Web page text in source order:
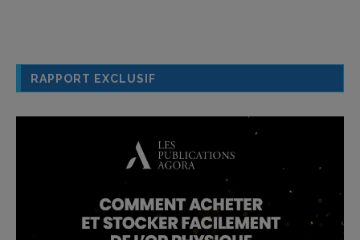
RAPPORT EXCLUSIF